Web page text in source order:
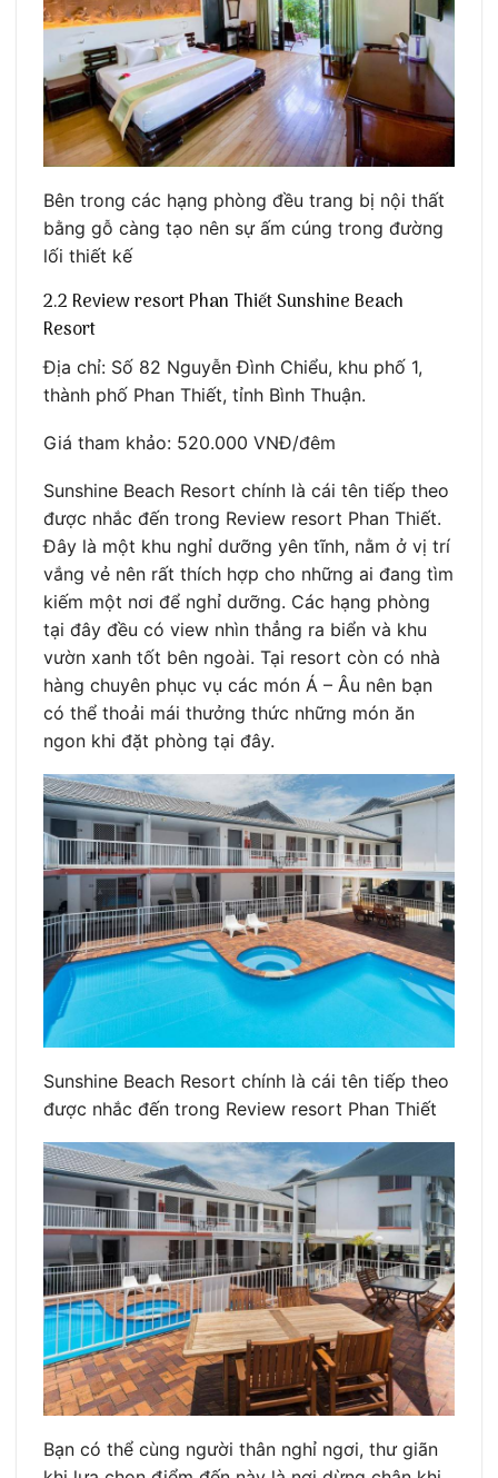
Bên trong các hạng phòng đều trang bị nội thất
bằng gỗ càng tạo nên sự ấm cúng trong đường
lối thiết kế
2.2 Review resort Phan Thiết Sunshine Beach
Resort
Địa chỉ: Số 82 Nguyễn Đình Chiểu, khu phố 1,
thành phố Phan Thiết, tỉnh Bình Thuận.
Giá tham khảo: 520.000 VNĐ/đêm
Sunshine Beach Resort chính là cái tên tiếp theo
được nhắc đến trong Review resort Phan Thiết.
Đây là một khu nghỉ dưỡng yên tĩnh, nằm ở vị trí
vắng vẻ nên rất thích hợp cho những ai đang tìm
kiếm một nơi để nghỉ dưỡng. Các hạng phòng
tại đây đều có view nhìn thẳng ra biển và khu
vườn xanh tốt bên ngoài. Tại resort còn có nhà
hàng chuyên phục vụ các món Á – Âu nên bạn
có thể thoải mái thưởng thức những món ăn
ngon khi đặt phòng tại đây.
Sunshine Beach Resort chính là cái tên tiếp theo
được nhắc đến trong Review resort Phan Thiết
Bạn có thể cùng người thân nghỉ ngơi, thư giãn